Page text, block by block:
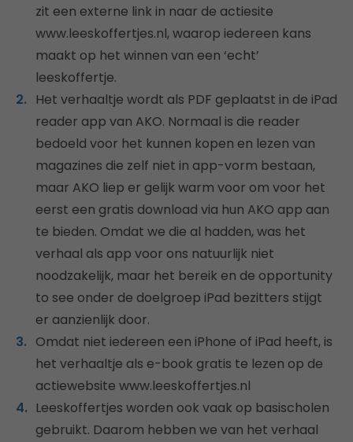
zit een externe link in naar de actiesite
www.leeskoffertjes.nl, waarop iedereen kans
maakt op het winnen van een ‘echt’
leeskoffertje.
Het verhaaltje wordt als PDF geplaatst in de iPad
reader app van AKO. Normaal is die reader
bedoeld voor het kunnen kopen en lezen van
magazines die zelf niet in app-vorm bestaan,
maar AKO liep er gelijk warm voor om voor het
eerst een gratis download via hun AKO app aan
te bieden. Omdat we die al hadden, was het
verhaal als app voor ons natuurlijk niet
noodzakelijk, maar het bereik en de opportunity
to see onder de doelgroep iPad bezitters stijgt
er aanzienlijk door.
Omdat niet iedereen een iPhone of iPad heeft, is
het verhaaltje als e-book gratis te lezen op de
actiewebsite www.leeskoffertjes.nl
Leeskoffertjes worden ook vaak op basischolen
gebruikt. Daarom hebben we van het verhaal